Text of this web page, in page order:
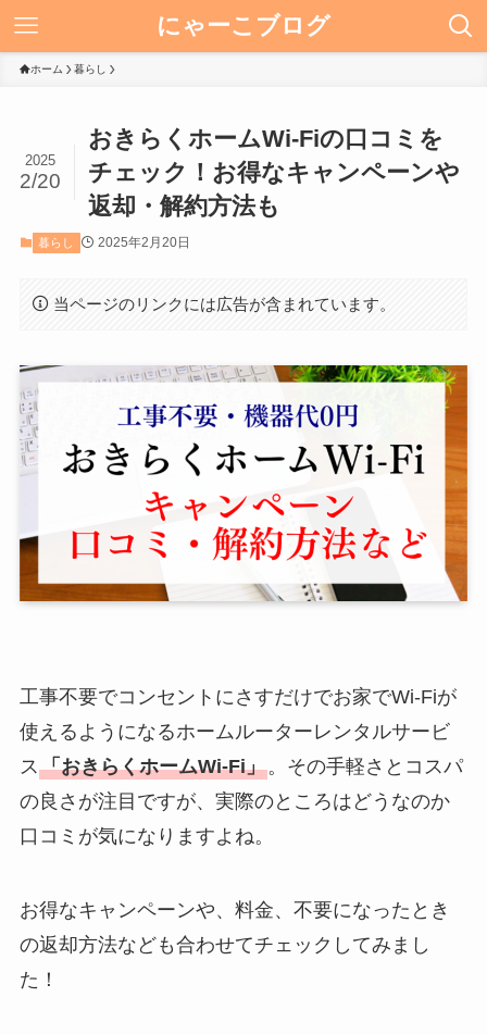
にゃーこブログ
ホーム 暮らし
おきらくホームWi-Fiの口コミを
チェック！お得なキャンペーンや
返却・解約方法も
2025
2/20
暮らし 2025年2月20日
当ページのリンクには広告が含まれています。
工事不要でコンセントにさすだけでお家でWi-Fiが
使えるようになるホームルーターレンタルサービ
ス 「おきらくホームWi-Fi」。その手軽さとコスパ
の良さが注目ですが、実際のところはどうなのか
口コミが気になりますよね。
お得なキャンペーンや、料金、不要になったとき
の返却方法なども合わせてチェックしてみまし
た！